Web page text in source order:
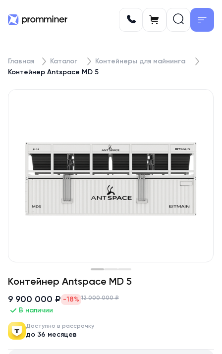
Главная Каталог
Контейнеры для майнинга
Контейнер Antspace MD 5
Контейнер Antspace MD 5
9 900 000 ₽ -18% 12 000 000 ₽
В наличии
Доступно в рассрочку
до 36 месяцев